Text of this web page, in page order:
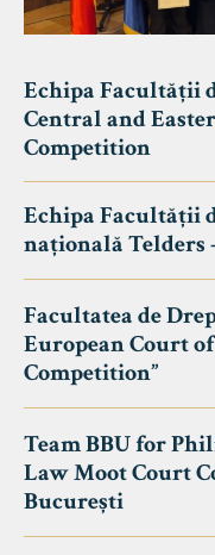
Echipa Facultății
Central and
Competition
Echipa Facultății
națională
Facultatea de
European Court
Competition”
Team BBU for
Law Moot Court
București